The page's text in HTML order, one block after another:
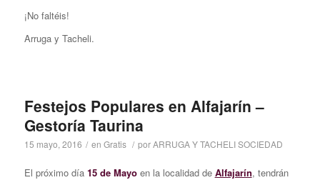
¡No faltéis!
Arruga y Tacheli.
Festejos Populares en Alfajarín –
Gestoría Taurina
15 mayo, 2016 / en Gratis / porARRUGA Y TACHELI SOCIEDAD
El próximo día 15 de Mayoen la localidad de Alfajarín, tendrán